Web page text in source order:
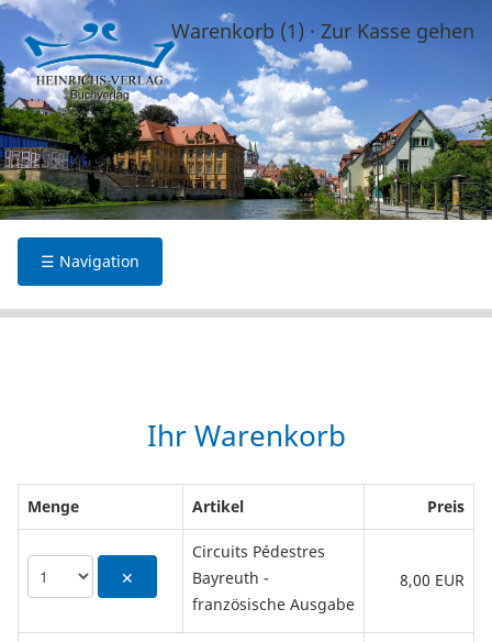
Warenkorb (1) · Zur Kasse gehen
☰ Navigation
Ihr Warenkorb
Menge Artikel Preis
✕
Circuits Pédestres
Bayreuth -
französische Ausgabe
8,00 EUR